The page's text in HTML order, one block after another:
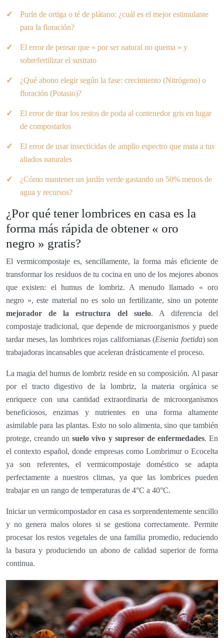
Purín de ortiga o té de plátano: ¿cuál es el mejor estimulante
para la floración?
El error de pensar que « por ser natural no quema » y
sobrefertilizar el sustrato
¿Qué abono elegir según la fase: crecimiento (Nitrógeno) o
floración (Potasio)?
El error de tirar los restos de poda al contenedor gris en lugar
de compostarlos
El error de usar insecticidas de amplio espectro que mata a tus
aliados naturales
¿Cómo mantener un jardín verde gastando un 50% menos de
agua y recursos?
¿Por qué tener lombrices en casa es la
forma más rápida de obtener « oro
negro » gratis?
El vermicompostaje es, sencillamente, la forma más eficiente de
transformar los residuos de tu cocina en uno de los mejores abonos
que existen: el humus de lombriz. A menudo llamado « oro
negro », este material no es solo un fertilizante, sino un potente
mejorador de la estructura del suelo. A diferencia del
compostaje tradicional, que depende de microorganismos y puede
tardar meses, las lombrices rojas californianas (Eisenia foetida) son
trabajadoras incansables que aceleran drásticamente el proceso.
La magia del humus de lombriz reside en su composición. Al pasar
por el tracto digestivo de la lombriz, la materia orgánica se
enriquece con una cantidad extraordinaria de microorganismos
beneficiosos, enzimas y nutrientes en una forma altamente
asimilable para las plantas. Esto no solo alimenta, sino que también
protege, creando unsuelo vivo y supresor de enfermedades. En
el contexto español, donde empresas como Lombrimur o Ecocelta
ya son referentes, el vermicompostaje doméstico se adapta
perfectamente a nuestros climas, ya que las lombrices pueden
trabajar en un rango de temperaturas de 4°C a 40°C.
Iniciar un vermicompostador en casa es sorprendentemente sencillo
y no genera malos olores si se gestiona correctamente. Permite
procesar los restos vegetales de una familia promedio, reduciendo
la basura y produciendo un abono de calidad superior de forma
continua.